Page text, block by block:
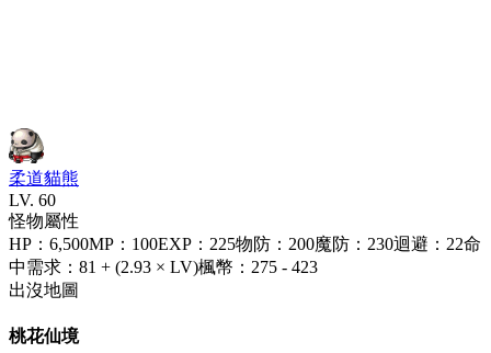
柔道貓熊
LV. 60
怪物屬性
HP ： 6,500MP ： 100EXP ： 225物防 ： 200魔防 ： 230迴避 ： 22命
中需求 ： 81 + (2.93 × LV)楓幣 ： 275 - 423
出沒地圖
桃花仙境